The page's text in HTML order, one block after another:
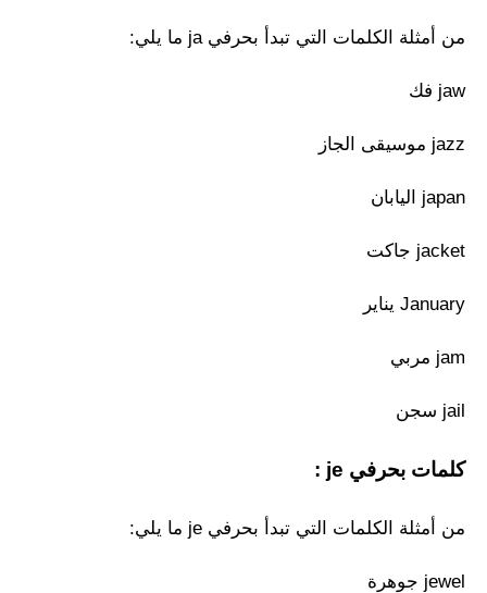
من أمثلة الكلمات التي تبدأ بحرفي ja ما يلي:
jaw فك
jazz موسيقى الجاز
japan اليابان
jacket جاكت
January يناير
jam مربي
jail سجن
كلمات بحرفي je :
من أمثلة الكلمات التي تبدأ بحرفي je ما يلي:
jewel جوهرة